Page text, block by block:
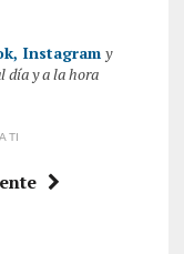
Instagram y
día y a la hora
TI